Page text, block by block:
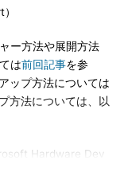
ー方法や展開方法
は前回記事を参
ップ方法については
方法については、以
Hardware Dev